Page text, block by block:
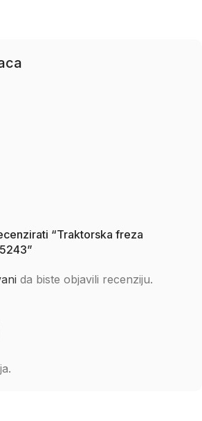
“Traktorska freza
da biste objavili recenziju.